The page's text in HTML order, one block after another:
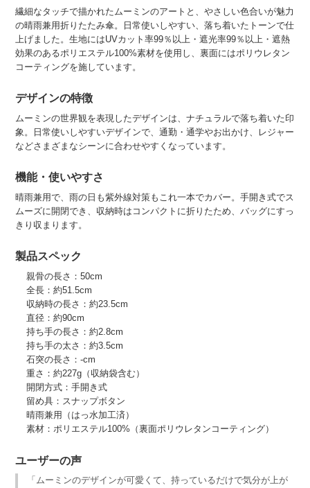
繊細なタッチで描かれたムーミンのアートと、やさしい色合いが魅力
の晴雨兼用折りたたみ傘。日常使いしやすい、落ち着いたトーンで仕
上げました。生地にはUVカット率99％以上・遮光率99％以上・遮熱
効果のあるポリエステル100%素材を使用し、裏面にはポリウレタン
コーティングを施しています。
デザインの特徴
ムーミンの世界観を表現したデザインは、ナチュラルで落ち着いた印
象。日常使いしやすいデザインで、通勤・通学やお出かけ、レジャー
などさまざまなシーンに合わせやすくなっています。
機能・使いやすさ
晴雨兼用で、雨の日も紫外線対策もこれ一本でカバー。手開き式でス
ムーズに開閉でき、収納時はコンパクトに折りたため、バッグにすっ
きり収まります。
製品スペック
親骨の長さ：50cm
全長：約51.5cm
収納時の長さ：約23.5cm
直径：約90cm
持ち手の長さ：約2.8cm
持ち手の太さ：約3.5cm
石突の長さ：-cm
重さ：約227g（収納袋含む）
開閉方式：手開き式
留め具：スナップボタン
晴雨兼用（はっ水加工済）
素材：ポリエステル100%（裏面ポリウレタンコーティング）
ユーザーの声
「ムーミンのデザインが可愛くて、持っているだけで気分が上が